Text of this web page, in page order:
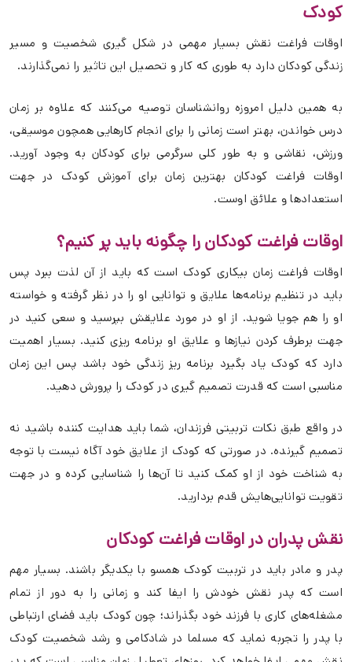
کودک
اوقات فراغت نقش بسیار مهمی در شکل گیری شخصیت و مسیر
زندگی کودکان دارد به طوری که کار و تحصیل این تاثیر را نمی‌گذارند.
به همین دلیل امروزه روانشناسان توصیه می‌کنند که علاوه بر زمان
درس خواندن، بهتر است زمانی را برای انجام کارهایی همچون موسیقی،
ورزش، نقاشی و به طور کلی سرگرمی برای کودکان به وجود آورید.
اوقات فراغت کودکان بهترین زمان برای آموزش کودک در جهت
استعدادها و علائق اوست.
اوقات فراغت کودکان را چگونه باید پر کنیم؟
اوقات فراغت زمان بیکاری کودک است که باید از آن لذت ببرد پس
باید در تنظیم برنامه‌ها علایق و توانایی او را در نظر گرفته و خواسته
او را هم جویا شوید. از او در مورد علایقش بپرسید و سعی کنید در
جهت برطرف کردن نیازها و علایق او برنامه ریزی کنید. بسیار اهمیت
دارد که کودک یاد بگیرد برنامه ریز زندگی خود باشد پس این زمان
مناسبی است که قدرت تصمیم گیری در کودک را پرورش دهید.
در واقع طبق نکات تربیتی فرزندان، شما باید هدایت کننده باشید نه
تصمیم گیرنده. در صورتی که کودک از علایق خود آگاه نیست با توجه
به شناخت خود از او کمک کنید تا آن‌ها را شناسایی کرده و در جهت
تقویت توانایی‌هایش قدم بردارید.
نقش پدران در اوقات فراغت کودکان
پدر و مادر باید در تربیت کودک همسو با یکدیگر باشند. بسیار مهم
است که پدر نقش خودش را ایفا کند و زمانی را به دور از تمام
مشغله‌های کاری با فرزند خود بگذراند؛ چون کودک باید فضای ارتباطی
با پدر را تجربه نماید که مسلما در شادکامی و رشد شخصیت کودک